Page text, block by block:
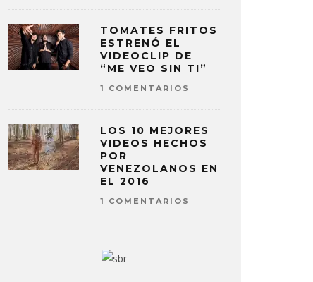
TOMATES FRITOS
ESTRENÓ EL
VIDEOCLIP DE
“ME VEO SIN TI”
1 COMENTARIOS
LOS 10 MEJORES
VIDEOS HECHOS
POR
VENEZOLANOS EN
EL 2016
1 COMENTARIOS